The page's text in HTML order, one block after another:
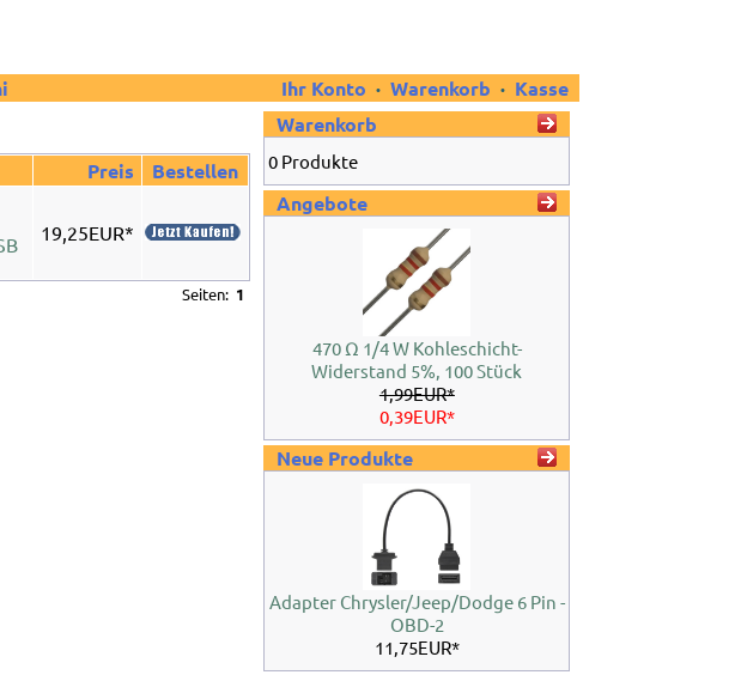
Ihr Konto ·Warenkorb · Kasse
Preis Bestellen
19,25EUR*
Seiten: 1
Warenkorb
0 Produkte
Angebote
470 Ω 1/4 W Kohleschicht-
Widerstand 5%, 100 Stück
1,99EUR*
0,39EUR*
Neue Produkte
Adapter Chrysler/Jeep/Dodge 6 Pin -
OBD-2
11,75EUR*